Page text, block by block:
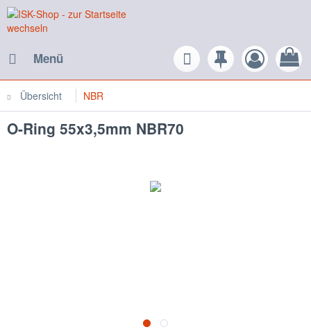
Menü
Übersicht NBR
O-Ring 55x3,5mm NBR70